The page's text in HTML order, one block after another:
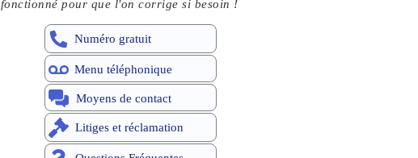
pour que l'on corrige si besoin !
Numéro gratuit
Menu téléphonique
Moyens de contact
Litiges et réclamation